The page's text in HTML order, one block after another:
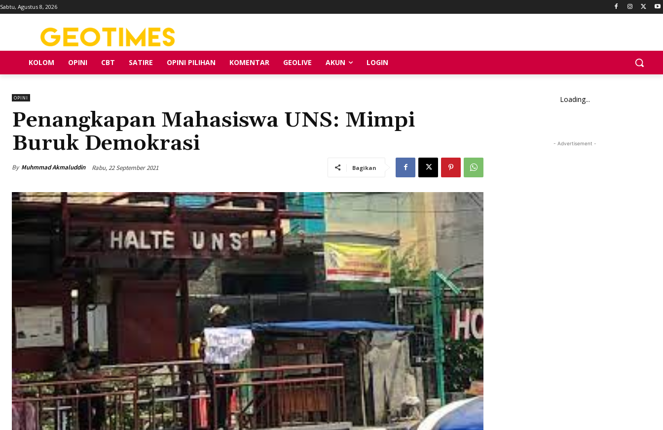
Sabtu, Agustus 8, 2026
KOLOM OPINI CBT SATIRE OPINI PILIHAN KOMENTAR GEOLIVE AKUN LOGIN
OPINI
Penangkapan Mahasiswa UNS: Mimpi
Buruk Demokrasi
By Muhmmad Akmaluddin Rabu, 22 September 2021 Bagikan
Loading...
- Advertisement -